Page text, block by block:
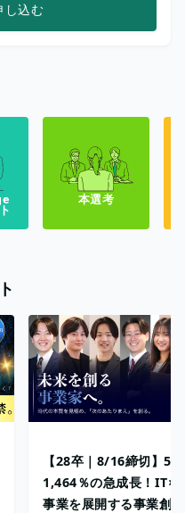
本選考
【28卒｜8/16締切】5
1,464％の急成長！IT×
事業を展開する事業創
し込む